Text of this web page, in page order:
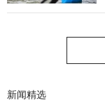
新闻精选